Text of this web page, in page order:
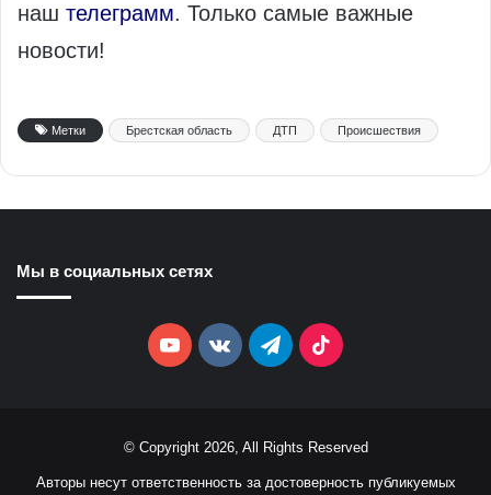
наш телеграмм. Только самые важные
новости!
Метки Брестская область ДТП Происшествия
Мы в социальных сетях
YouTubevk.comTelegramTikTok
© Copyright 2026, All Rights Reserved
Авторы несут ответственность за достоверность публикуемых